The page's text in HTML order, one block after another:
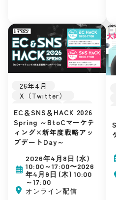
26年4月
X（Twitter）
LINE
EC戦略
販促戦略
TikTok
最新トレンド
インフルエンサー
楽天市場
Amazon
Yahoo!ショッピング
D2C
SNSマーケティング
自社EC
EC＆SNS＆HACK 2026
Spring ～BtoCマーケテ
ィング×新年度戦略アッ
プデートDay～
2026年4月8日 (水)
10:00～17:00〜2026
年4月9日 (木) 10:00
～17:00
オンライン配信